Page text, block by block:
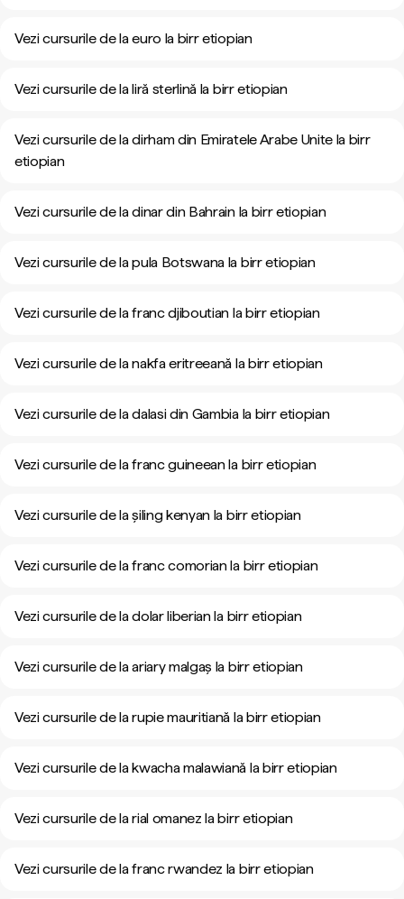
Vezi cursurile de la euro la birr etiopian
Vezi cursurile de la liră sterlină la birr etiopian
Vezi cursurile de la dirham din Emiratele Arabe Unite la birr
etiopian
Vezi cursurile de la dinar din Bahrain la birr etiopian
Vezi cursurile de la pula Botswana la birr etiopian
Vezi cursurile de la franc djiboutian la birr etiopian
Vezi cursurile de la nakfa eritreeană la birr etiopian
Vezi cursurile de la dalasi din Gambia la birr etiopian
Vezi cursurile de la franc guineean la birr etiopian
Vezi cursurile de la șiling kenyan la birr etiopian
Vezi cursurile de la franc comorian la birr etiopian
Vezi cursurile de la dolar liberian la birr etiopian
Vezi cursurile de la ariary malgaș la birr etiopian
Vezi cursurile de la rupie mauritiană la birr etiopian
Vezi cursurile de la kwacha malawiană la birr etiopian
Vezi cursurile de la rial omanez la birr etiopian
Vezi cursurile de la franc rwandez la birr etiopian